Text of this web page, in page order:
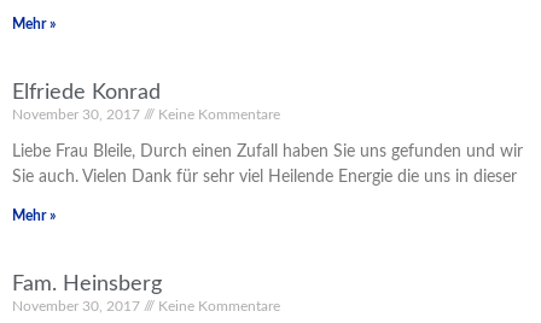
Mehr »
Elfriede Konrad
November 30, 2017 Keine Kommentare
Liebe Frau Bleile, Durch einen Zufall haben Sie uns gefunden und wir
Sie auch. Vielen Dank für sehr viel Heilende Energie die uns in dieser
Mehr »
Fam. Heinsberg
November 30, 2017 Keine Kommentare